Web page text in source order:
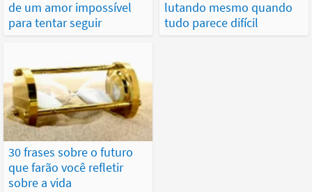
de um amor impossível
para tentar seguir
lutando mesmo quando
tudo parece difícil
30 frases sobre o futuro
que farão você refletir
sobre a vida